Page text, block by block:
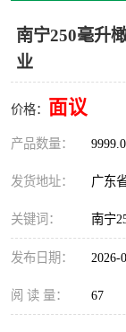
南宁250毫升
业
价格： 面议
产品数量：
发货地址： 广东
关键词： 南宁
发布日期： 2026-
阅 读 量： 67